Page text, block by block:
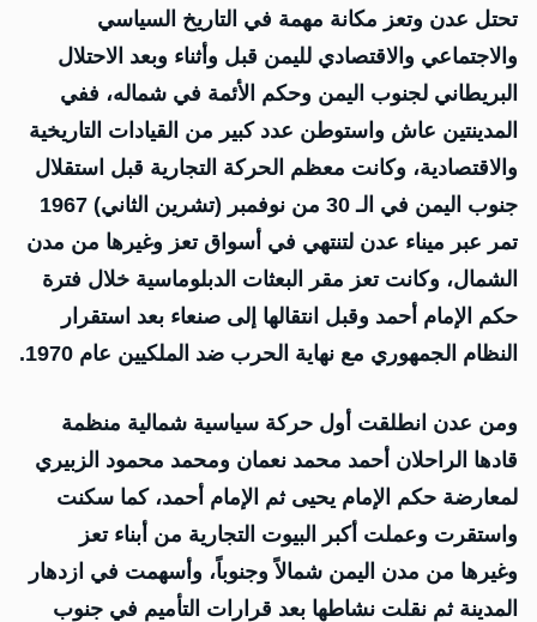
تحتل عدن وتعز مكانة مهمة في التاريخ السياسي
والاجتماعي والاقتصادي لليمن قبل وأثناء وبعد الاحتلال
البريطاني لجنوب اليمن وحكم الأئمة في شماله، ففي
المدينتين عاش واستوطن عدد كبير من القيادات التاريخية
والاقتصادية، وكانت معظم الحركة التجارية قبل استقلال
جنوب اليمن في الـ 30 من نوفمبر (تشرين الثاني) 1967
تمر عبر ميناء عدن لتنتهي في أسواق تعز وغيرها من مدن
الشمال، وكانت تعز مقر البعثات الدبلوماسية خلال فترة
حكم الإمام أحمد وقبل انتقالها إلى صنعاء بعد استقرار
النظام الجمهوري مع نهاية الحرب ضد الملكيين عام 1970.
ومن عدن انطلقت أول حركة سياسية شمالية منظمة
قادها الراحلان أحمد محمد نعمان ومحمد محمود الزبيري
لمعارضة حكم الإمام يحيى ثم الإمام أحمد، كما سكنت
واستقرت وعملت أكبر البيوت التجارية من أبناء تعز
وغيرها من مدن اليمن شمالاً وجنوباً، وأسهمت في ازدهار
المدينة ثم نقلت نشاطها بعد قرارات التأميم في جنوب